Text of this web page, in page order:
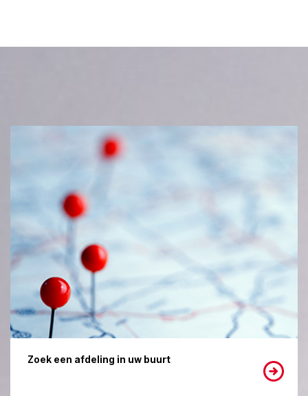
Zoek een afdeling in uw buurt